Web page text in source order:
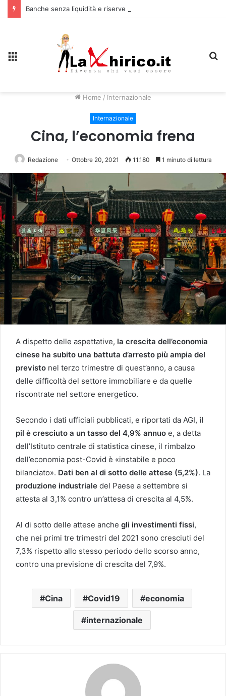
Home / Internazionale
Internazionale
Cina, l’economia frena
Redazione Ottobre 20, 2021 11.180 1 minuto di lettura
A dispetto delle aspettative, la crescita dell’economia
cinese ha subito una battuta d’arresto più ampia del
previsto nel terzo trimestre di quest’anno, a causa
delle difficoltà del settore immobiliare e da quelle
riscontrate nel settore energetico.
Secondo i dati ufficiali pubblicati, e riportati da AGI, il
pil è cresciuto a un tasso del 4,9% annuo e, a detta
dell’Istituto centrale di statistica cinese, il rimbalzo
dell’economia post-Covid è «instabile e poco
bilanciato». Dati ben al di sotto delle attese (5,2%). La
produzione industriale del Paese a settembre si
attesta al 3,1% contro un’attesa di crescita al 4,5%.
Al di sotto delle attese anche gli investimenti fissi,
che nei primi tre trimestri del 2021 sono cresciuti del
7,3% rispetto allo stesso periodo dello scorso anno,
contro una previsione di crescita del 7,9%.
Cina Covid19 economia
internazionale